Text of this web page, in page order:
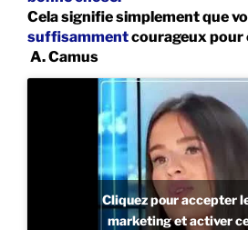
Cela signifie simplement que
suffisammentcourageux pour
A. Camus
Cliquez pour accepter
marketing et activer